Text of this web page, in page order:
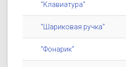
"Клавиатура"
"Шариковая ручка"
"Фонарик"